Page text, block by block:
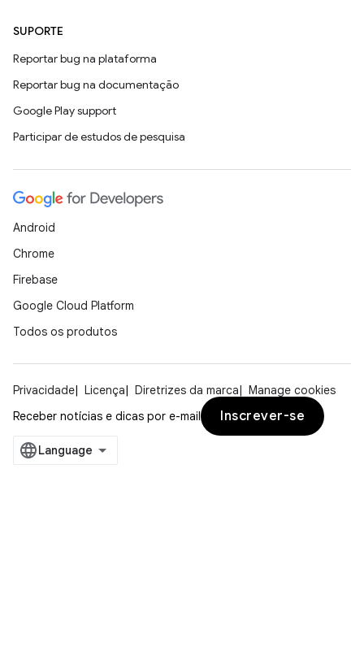
SUPORTE
Reportar bug na plataforma
Reportar bug na documentação
Google Play support
Participar de estudos de pesquisa
Android
Chrome
Firebase
Google Cloud Platform
Todos os produtos
Privacidade Licença Diretrizes da marca
Manage cookies
Receber notícias e dicas por e-mail
Inscrever-se